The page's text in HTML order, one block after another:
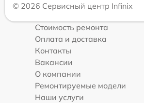
© 2026 Сервисный центр Infinix
Стоимость ремонта
Оплата и доставка
Контакты
Вакансии
О компании
Ремонтируемые модели
Наши услуги